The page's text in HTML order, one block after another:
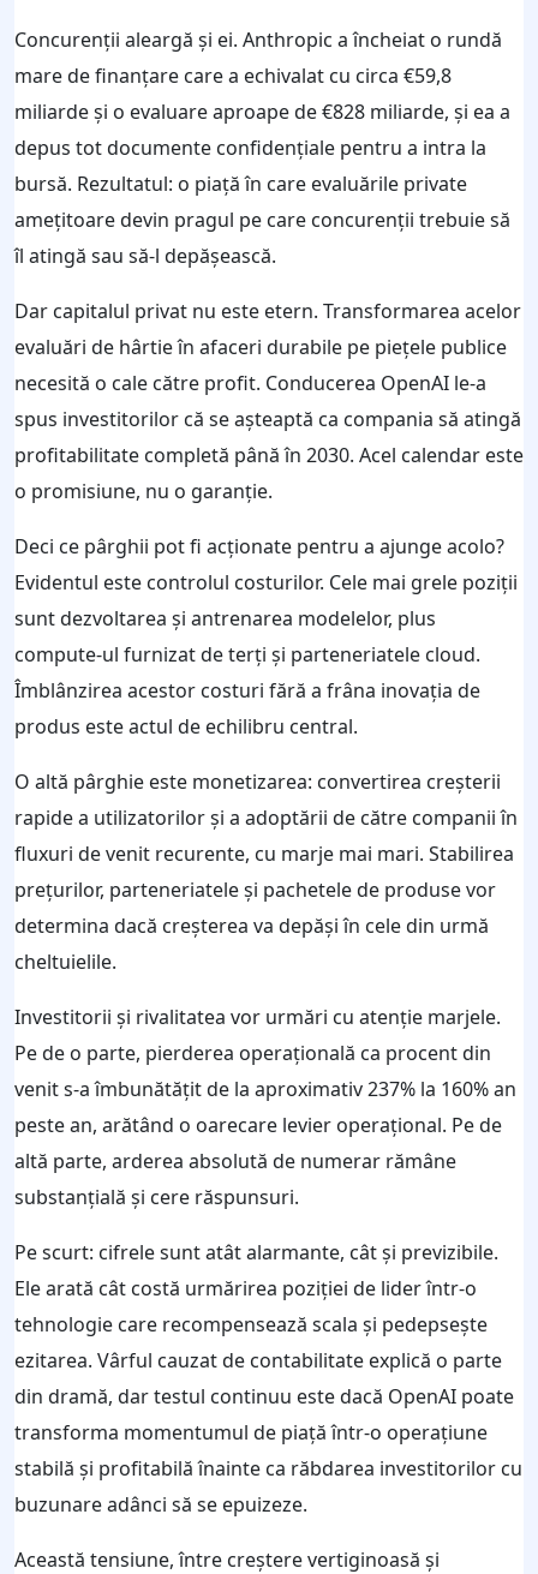
Concurenții aleargă și ei. Anthropic a încheiat o rundă
mare de finanțare care a echivalat cu circa €59,8
miliarde și o evaluare aproape de €828 miliarde, și ea a
depus tot documente confidențiale pentru a intra la
bursă. Rezultatul: o piață în care evaluările private
amețitoare devin pragul pe care concurenții trebuie să
îl atingă sau să-l depășească.
Dar capitalul privat nu este etern. Transformarea acelor
evaluări de hârtie în afaceri durabile pe piețele publice
necesită o cale către profit. Conducerea OpenAI le-a
spus investitorilor că se așteaptă ca compania să atingă
profitabilitate completă până în 2030. Acel calendar este
o promisiune, nu o garanție.
Deci ce pârghii pot fi acționate pentru a ajunge acolo?
Evidentul este controlul costurilor. Cele mai grele poziții
sunt dezvoltarea și antrenarea modelelor, plus
compute-ul furnizat de terți și parteneriatele cloud.
Îmblânzirea acestor costuri fără a frâna inovația de
produs este actul de echilibru central.
O altă pârghie este monetizarea: convertirea creșterii
rapide a utilizatorilor și a adoptării de către companii în
fluxuri de venit recurente, cu marje mai mari. Stabilirea
prețurilor, parteneriatele și pachetele de produse vor
determina dacă creșterea va depăși în cele din urmă
cheltuielile.
Investitorii și rivalitatea vor urmări cu atenție marjele.
Pe de o parte, pierderea operațională ca procent din
venit s-a îmbunătățit de la aproximativ 237% la 160% an
peste an, arătând o oarecare levier operațional. Pe de
altă parte, arderea absolută de numerar rămâne
substanțială și cere răspunsuri.
Pe scurt: cifrele sunt atât alarmante, cât și previzibile.
Ele arată cât costă urmărirea poziției de lider într-o
tehnologie care recompensează scala și pedepsește
ezitarea. Vârful cauzat de contabilitate explică o parte
din dramă, dar testul continuu este dacă OpenAI poate
transforma momentumul de piață într-o operațiune
stabilă și profitabilă înainte ca răbdarea investitorilor cu
buzunare adânci să se epuizeze.
Această tensiune, între creștere vertiginoasă și